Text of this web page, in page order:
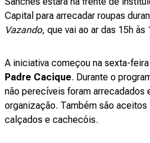
Capital para arrecadar roupas
Vazando, que vai ao ar das 15h às
A iniciativa começou na sexta-
Padre Cacique. Durante o
não perecíveis foram arrecadados
organização. Também são
calçados e cachecóis.